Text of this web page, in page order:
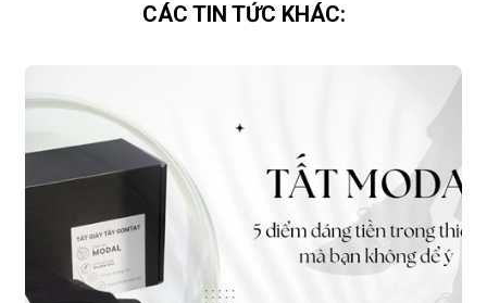
CÁC TIN TỨC KHÁC: